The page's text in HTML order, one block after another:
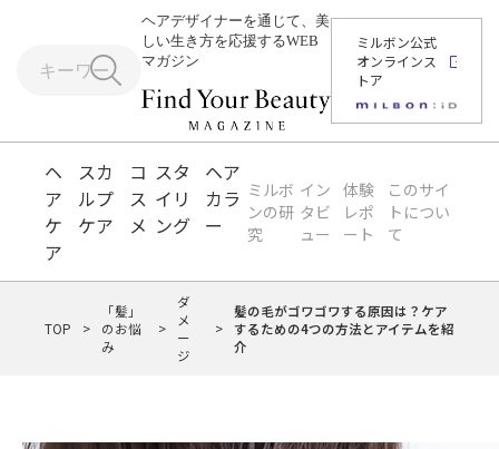
ヘアデザイナーを通じて、美
しい生き方を応援するWEB
マガジン
ミルボン公式
オンラインス
トア
ヘ
ア
ケ
ア
スカ
ルプ
ケア
コ
ス
メ
スタ
イリ
ング
ヘア
カラ
ー
ミルボ
ンの研
究
イン
タビ
ュー
体験
レポ
ート
このサイ
トについ
て
TOP >
「髪」
のお悩
み
>
ダ
メ
ー
ジ
>
髪の毛がゴワゴワする原因は？ケア
するための4つの方法とアイテムを紹
介